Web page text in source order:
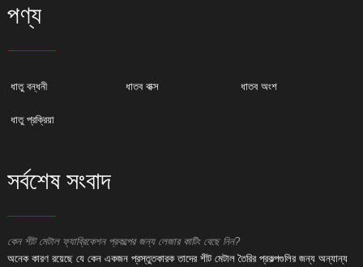
পণ্য
ধাতু বন্ধনী ধাতব বাক্স ধাতব অংশ
ধাতু প্রক্রিয়া
সর্বশেষ সংবাদ
কেন শীট মেটাল ফ্যাব্রিকেশন প্রকল্পের জন্য লেজার কাটিং বেছে নিন?
অনেক কারণ রয়েছে যে কেন একজন প্রস্তুতকারক তাদের শীট মেটাল তৈরির প্রকল্পগুলির জন্য অন্যান্য